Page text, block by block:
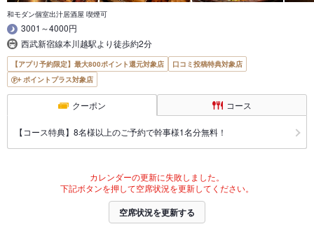
和モダン個室出汁居酒屋 喫煙可
3001～4000円
西武新宿線本川越駅より徒歩約2分
【アプリ予約限定】最大800ポイント還元対象店
口コミ投稿特典対象店
ポイントプラス対象店
クーポン コース
【コース特典】8名様以上のご予約で幹事様1名分無料！
カレンダーの更新に失敗しました。
下記ボタンを押して空席状況を更新してください。
空席状況を更新する